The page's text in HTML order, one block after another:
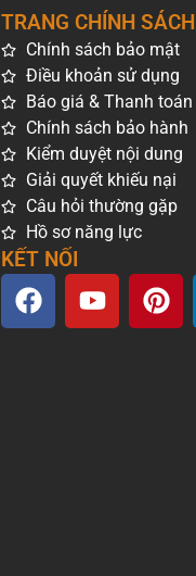
TRANG CHÍNH SÁCH
Chính sách bảo mật
Điều khoản sử dụng
Báo giá & Thanh toán
Chính sách bảo hành
Kiểm duyệt nội dung
Giải quyết khiếu nại
Câu hỏi thường gặp
Hồ sơ năng lực
KẾT NỐI